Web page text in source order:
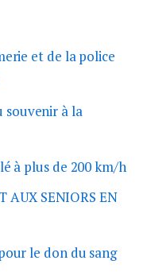
et de la police
souvenir à la
à plus de 200 km/h
AUX SENIORS EN
le don du sang